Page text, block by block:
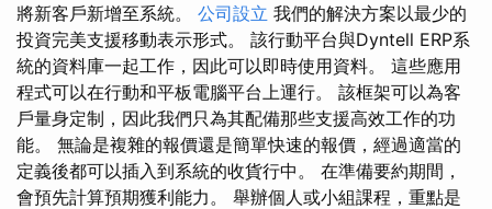
將新客戶新增至系統。 公司設立 我們的解決方案以最少的
投資完美支援移動表示形式。 該行動平台與Dyntell ERP系
統的資料庫一起工作，因此可以即時使用資料。 這些應用
程式可以在行動和平板電腦平台上運行。 該框架可以為客
戶量身定制，因此我們只為其配備那些支援高效工作的功
能。 無論是複雜的報價還是簡單快速的報價，經過適當的
定義後都可以插入到系統的收貨行中。 在準備要約期間，
會預先計算預期獲利能力。 舉辦個人或小組課程，重點是